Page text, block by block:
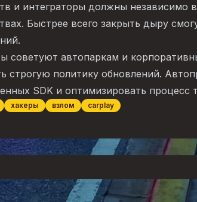
и интеграторы должны независимо
Быстрее всего закрыть дыру
советуют автопаркам и
строгую политику обновлений.
SDK и оптимизировать процесс
хакеры взлом carplay